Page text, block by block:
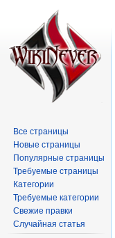
Все страницы
Новые страницы
Популярные страницы
Требуемые страницы
Категории
Требуемые категории
Свежие правки
Случайная статья